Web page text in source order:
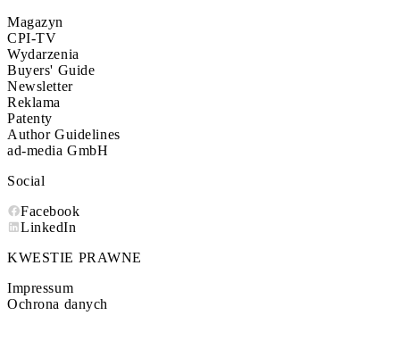
Magazyn
CPI-TV
Wydarzenia
Buyers' Guide
Newsletter
Reklama
Patenty
Author Guidelines
ad-media GmbH
Social
Facebook
LinkedIn
KWESTIE PRAWNE
Impressum
Ochrona danych